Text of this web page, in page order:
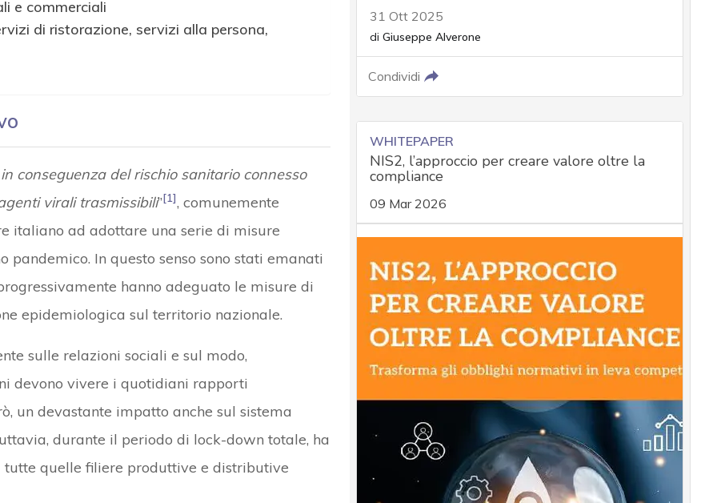
e commerciali
di ristorazione, servizi alla persona,
in conseguenza del rischio sanitario connesso
virali trasmissibili”[1], comunemente
italiano ad adottare una serie di misure
In questo senso sono stati emanati
hanno adeguato le misure di
epidemiologica sul territorio nazionale.
sulle relazioni sociali e sul modo,
devono vivere i quotidiani rapporti
un devastante impatto anche sul sistema
durante il periodo di lock-down totale, ha
quelle filiere produttive e distributive
31 Ott 2025
di Giuseppe Alverone
Condividi
WHITEPAPER
NIS2, l’approccio per creare valore oltre la
compliance
09 Mar 2026